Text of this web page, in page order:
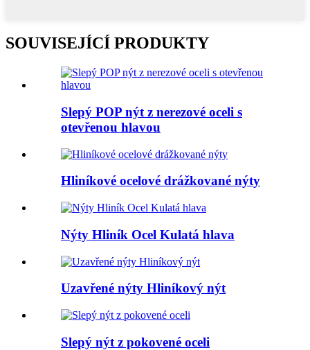
SOUVISEJÍCÍ PRODUKTY
Slepý POP nýt z nerezové oceli s
otevřenou hlavou
Hliníkové ocelové drážkované nýty
Nýty Hliník Ocel Kulatá hlava
Uzavřené nýty Hliníkový nýt
Slepý nýt z pokovené oceli